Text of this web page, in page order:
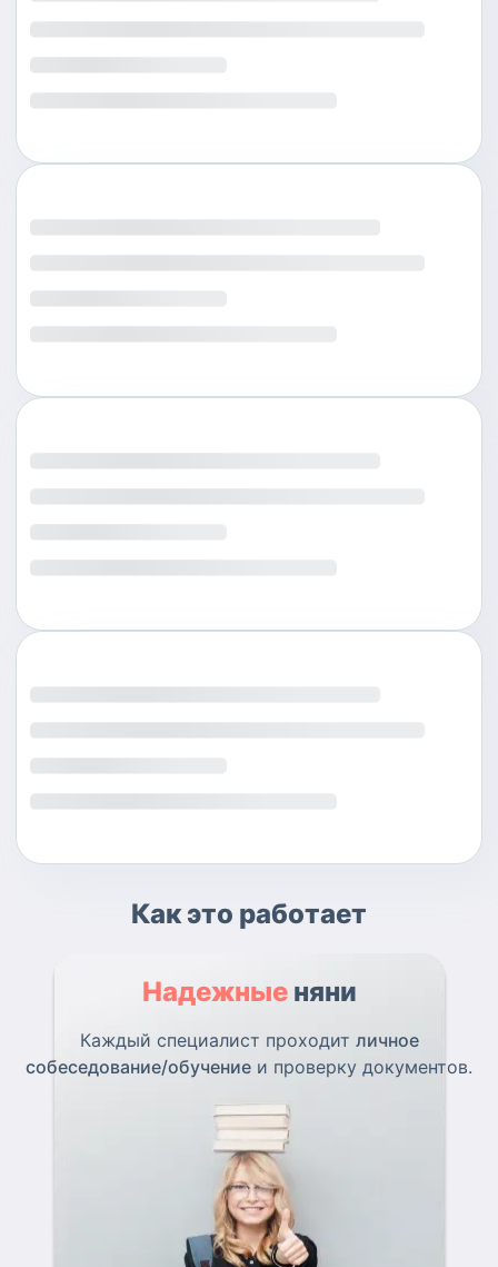
Как это работает
Надежные няни
Каждый специалист проходит личное
собеседование/обучение и проверку документов.